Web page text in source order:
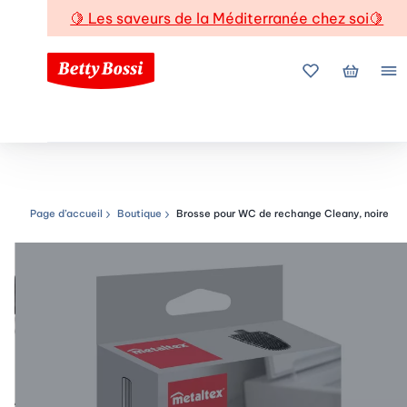
🍋 Les saveurs de la Méditerranée chez soi🍋
Mes favoris
Mon
Chemin de navigation
Page d’accueil Boutique Brosse pour WC de rechange Cleany, noire